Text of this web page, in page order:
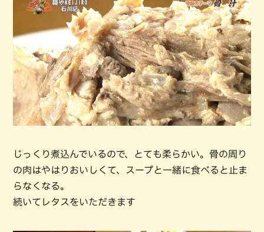
じっくり煮込んでいるので、とても柔らかい。骨の周り
の肉はやはりおいしくて、スープと一緒に食べると止ま
らなくなる。
続いてレタスをいただきます